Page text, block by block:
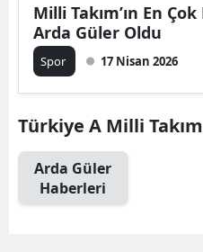
Milli Takım’ın En
Arda Güler Oldu
Spor 17 Nisan 2026
Türkiye A Milli
Arda Güler
Haberleri